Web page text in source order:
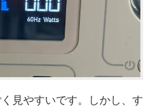
見やすいです。しかし、す